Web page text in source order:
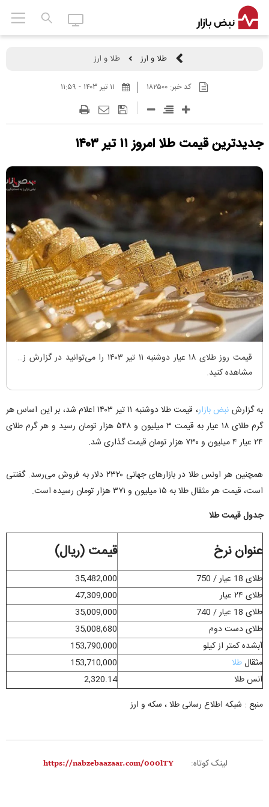
طلا و ارز طلا و ارز
کد خبر: ۱۸۲۵۰۰
جدیدترین قیمت طلا امروز ۱۱ تیر ۱۴۰۳
قیمت روز طلای ۱۸ عیار دوشنبه ۱۱ تیر ۱۴۰۳ را می‌توانید در گزارش زیر
مشاهده کنید.
به گزارش نبض بازار
، قیمت طلا دوشنبه ۱۱ تیر ۱۴۰۳ اعلام شد، بر این اساس هر
گرم طلای ۱۸ عیار به قیمت ۳ میلیون و ۵۴۸ هزار تومان رسید و هر گرم طلای
۲۴ عیار ۴ میلیون و ۷۳۰ هزار تومان قیمت گذاری شد.
همچنین هر اونس طلا در بازار‌های جهانی ۲۳۲۰ دلار به فروش می‌رسد. گفتنی
است، قیمت هر مثقال طلا به ۱۵ میلیون و ۳۷۱ هزار تومان رسیده است.
جدول قیمت طلا
عنوان نرخ قیمت (ریال)
طلای 18 عیار / 750
35,482,000
طلای ۲۴ عیار
47,309,000
طلای 18 عیار / 740
35,009,000
طلای دست دوم
35,008,680
آبشده کمتر از کیلو
153,790,000
مثقالطلا
153,710,000
انس طلا
2,320.14
منبع : شبکه اطلاع رسانی طلا ، سکه و ارز
لینک کوتاه: